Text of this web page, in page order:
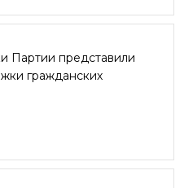
Партии представили
гражданских